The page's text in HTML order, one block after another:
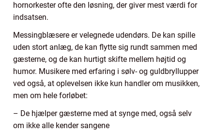
hornorkester ofte den løsning, der giver mest værdi for
indsatsen.
Messingblæsere er velegnede udendørs. De kan spille
uden stort anlæg, de kan flytte sig rundt sammen med
gæsterne, og de kan hurtigt skifte mellem højtid og
humor. Musikere med erfaring i sølv- og guldbryllupper
ved også, at oplevelsen ikke kun handler om musikken,
men om hele forløbet:
– De hjælper gæsterne med at synge med, også selv
om ikke alle kender sangene